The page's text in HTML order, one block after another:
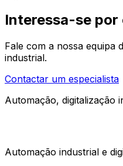
Interessa-se por
Fale com a nossa equipa
industrial.
Contactar um especialista
Automação, digitalização
Automação industrial e